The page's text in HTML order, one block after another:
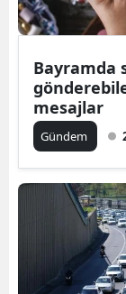
Bayramda
mesajlar
Gündem